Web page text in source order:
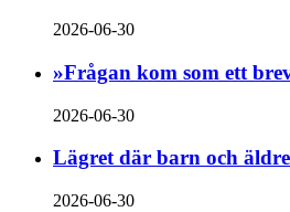
2026-06-30
»Frågan kom som ett
2026-06-30
Lägret där barn och
2026-06-30